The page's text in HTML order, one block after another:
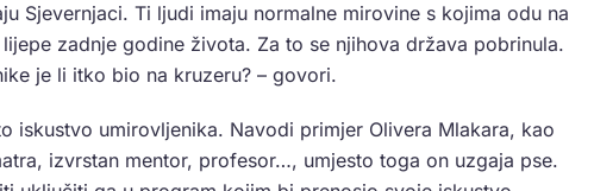
Sjevernjaci. Ti ljudi imaju normalne mirovine s kojima odu na
zadnje godine života. Za to se njihova država pobrinula.
je li itko bio na kruzeru? – govori.
iskustvo umirovljenika. Navodi primjer Olivera Mlakara, kao
izvrstan mentor, profesor…, umjesto toga on uzgaja pse.